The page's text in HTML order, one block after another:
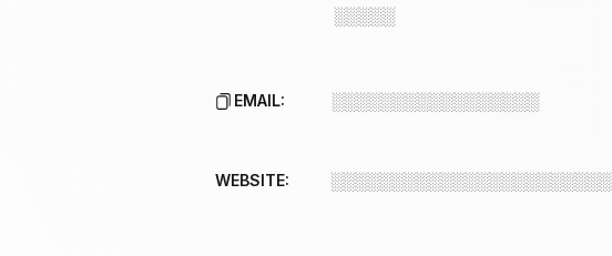
░░░░░
EMAIL: ░░░░░░░░░░░░░░░░░
WEBSITE: ░░░░░░░░░░░░░░░░░░░░░░░